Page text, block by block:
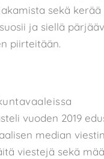
sekä
ja siellä
piirteitään.
vuoden 2019
median
viestejä sekä